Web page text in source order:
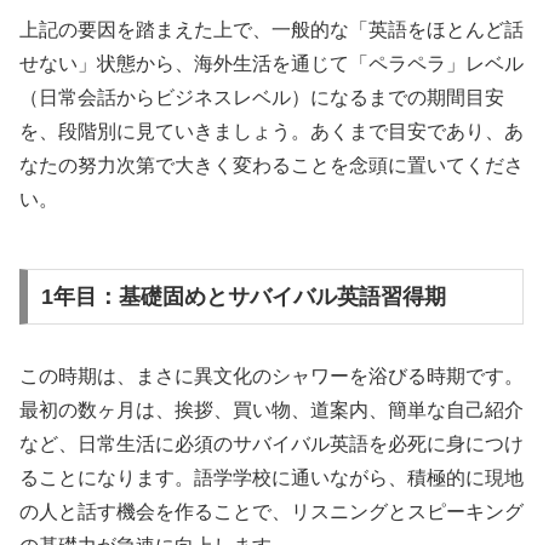
上記の要因を踏まえた上で、一般的な「英語をほとんど話
せない」状態から、海外生活を通じて「ペラペラ」レベル
（日常会話からビジネスレベル）になるまでの期間目安
を、段階別に見ていきましょう。あくまで目安であり、あ
なたの努力次第で大きく変わることを念頭に置いてくださ
い。
1年目：基礎固めとサバイバル英語習得期
この時期は、まさに異文化のシャワーを浴びる時期です。
最初の数ヶ月は、挨拶、買い物、道案内、簡単な自己紹介
など、日常生活に必須のサバイバル英語を必死に身につけ
ることになります。語学学校に通いながら、積極的に現地
の人と話す機会を作ることで、リスニングとスピーキング